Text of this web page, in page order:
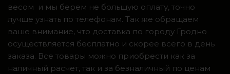
весом и мы берем не большую оплату, точно
лучше узнать по телефонам. Так же обращаем
ваше внимание, что доставка по городу Гродно
осуществляется бесплатно и скорее всего в день
заказа. Все товары можно приобрести как за
наличный расчет, так и за безналичный по ценам